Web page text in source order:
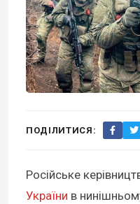
ПОДІЛИТИСЯ:
Російське
України в